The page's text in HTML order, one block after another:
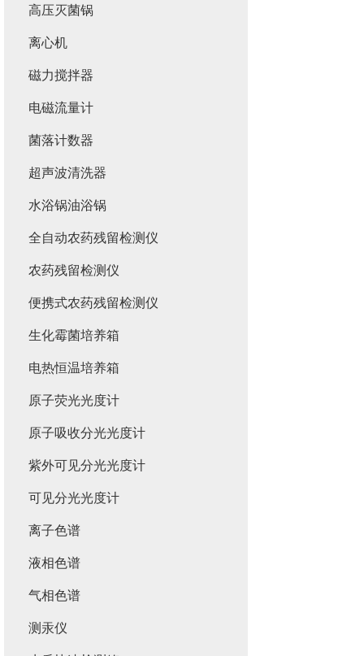
高压灭菌锅
离心机
磁力搅拌器
电磁流量计
菌落计数器
超声波清洗器
水浴锅油浴锅
全自动农药残留检测仪
农药残留检测仪
便携式农药残留检测仪
生化霉菌培养箱
电热恒温培养箱
原子荧光光度计
原子吸收分光光度计
紫外可见分光光度计
可见分光光度计
离子色谱
液相色谱
气相色谱
测汞仪